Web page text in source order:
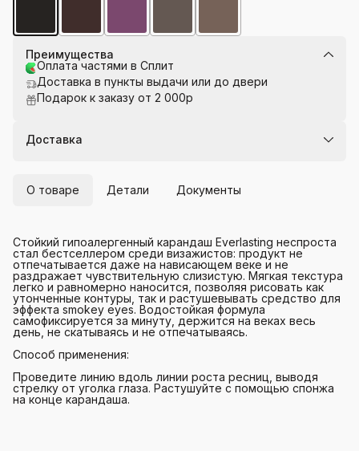
Преимущества
Оплата частями в Сплит
Доставка в пункты выдачи или до двери
Подарок к заказу от 2 000р
Доставка
О товаре Детали Документы
Стойкий гипоалергенный карандаш Everlasting неспроста
стал бестселлером среди визажистов: продукт не
отпечатывается даже на нависающем веке и не
раздражает чувствительную слизистую. Мягкая текстура
легко и равномерно наносится, позволяя рисовать как
утонченные контуры, так и растушевывать средство для
эффекта smokey eyes. Водостойкая формула
самофиксируется за минуту, держится на веках весь
день, не скатываясь и не отпечатываясь.
Способ применения:
Проведите линию вдоль линии роста ресниц, выводя
стрелку от уголка глаза. Растушуйте с помощью спонжа
на конце карандаша.